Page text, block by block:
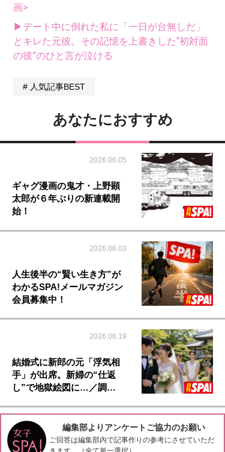
画>
▶デート中に倒れた私に「一日が台無しだ」
とキレた元彼。その記憶を上書きした“初対面
の彼”のひと言が泣ける
人気記事BEST
あなたにおすすめ
2026.06.05
ギャグ漫画の鬼才・上野顕
太郎が６年ぶりの新連載開
始！
2026.06.03
人生後半の“賢い生き方”が
わかるSPA!メールマガジン
会員募集中！
2026.06.19
結婚式に新郎の元「浮気相
手」が出席。新婦の“仕返
し”で地獄絵図に…／調…